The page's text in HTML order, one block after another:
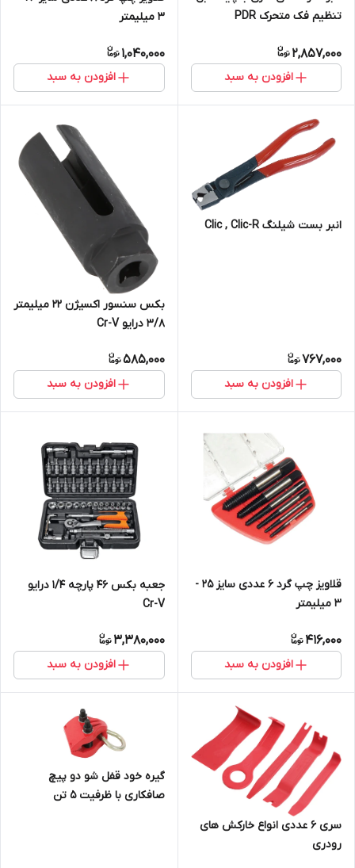
تنظیم فک متحرک PDR
2,857,000
افزودن به سبد
3 میلیمتر
1,040,000
افزودن به سبد
انبر بست شیلنگ Clic , Clic-R
767,000
افزودن به سبد
بکس سنسور اکسیژن 22 میلیمتر
3/8 درایو Cr-V
585,000
افزودن به سبد
قلاویز چپ گرد 6 عددی سایز 25 -
3 میلیمتر
416,000
افزودن به سبد
جعبه بکس 46 پارچه 1/4 درایو
Cr-V
3,380,000
افزودن به سبد
سری 6 عددی انواع خارکش های
رودری
گیره خود قفل شو دو پیچ
صافکاری با ظرفیت 5 تن